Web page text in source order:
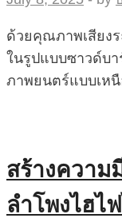
ด้วยคุณภาพเสียง
ในรูปแบบซาวด์บา
ภาพยนตร์แบบเห
สร้างความ
ลำโพงไฮไ